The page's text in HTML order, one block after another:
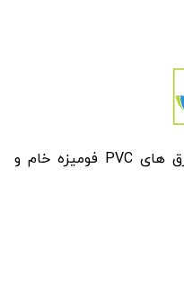
آکو، وارد کننده و توزیع کننده ورق های PVC فومیزه خام و